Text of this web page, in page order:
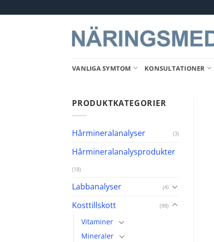
to
VANLIGA SYMTOM KONSULTATIONER
PRODUKTKATEGORIER
Hårmineralanalyser (3)
Hårmineralanalysprodukter
(18)
Labbanalyser (4)
Kosttillskott (98)
Vitaminer
Mineraler